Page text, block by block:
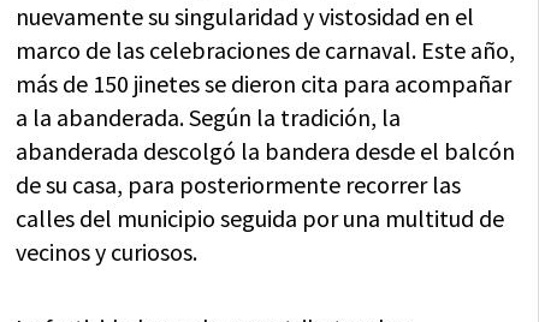
nuevamente su singularidad y vistosidad en el
marco de las celebraciones de carnaval. Este año,
más de 150 jinetes se dieron cita para acompañar
a la abanderada. Según la tradición, la
abanderada descolgó la bandera desde el balcón
de su casa, para posteriormente recorrer las
calles del municipio seguida por una multitud de
vecinos y curiosos.